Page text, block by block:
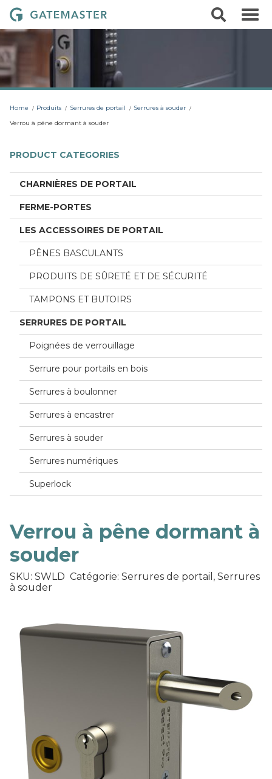
i
t
o
c
o
n
G
a
t
e
m
a
s
t
r
c
e
Home Produits Serrures de portail
Serrures à souder
Verrou à pêne dormant à souder
PRODUCT CATEGORIES
CHARNIÈRES DE PORTAIL
FERME-PORTES
LES ACCESSOIRES DE PORTAIL
PÊNES BASCULANTS
PRODUITS DE SÛRETÉ ET DE SÉCURITÉ
TAMPONS ET BUTOIRS
SERRURES DE PORTAIL
Poignées de verrouillage
Serrure pour portails en bois
Serrures à boulonner
Serrures à encastrer
Serrures à souder
Serrures numériques
Superlock
Verrou à pêne dormant à
souder
SKU: SWLD Catégorie: Serrures de portail, Serrures
à souder